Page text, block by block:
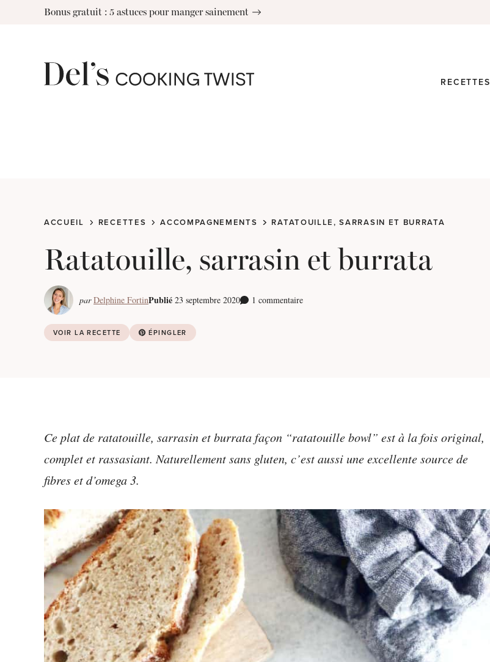
Bonus gratuit : 5 astuces pour manger sainement
RECETTES
ACCUEIL RECETTES ACCOMPAGNEMENTS RATATOUILLE, SARRASIN ET BURRATA
Ratatouille, sarrasin et burrata
par Delphine FortinPublié 23 septembre 2020 1 commentaire
VOIR LA RECETTE ÉPINGLER
Ce plat de ratatouille, sarrasin et burrata façon “ratatouille bowl” est à la fois original,
complet et rassasiant. Naturellement sans gluten, c’est aussi une excellente source de
fibres et d’omega 3.